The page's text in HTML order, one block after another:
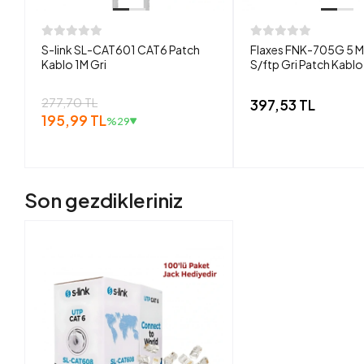
S-link SL-CAT601 CAT6 Patch
Kablo 1M Gri
277,70 TL
195,99 TL%29
Flaxes FNK-705G 5
S/ftp Gri Patch Kablo
397,53 TL
Son gezdikleriniz